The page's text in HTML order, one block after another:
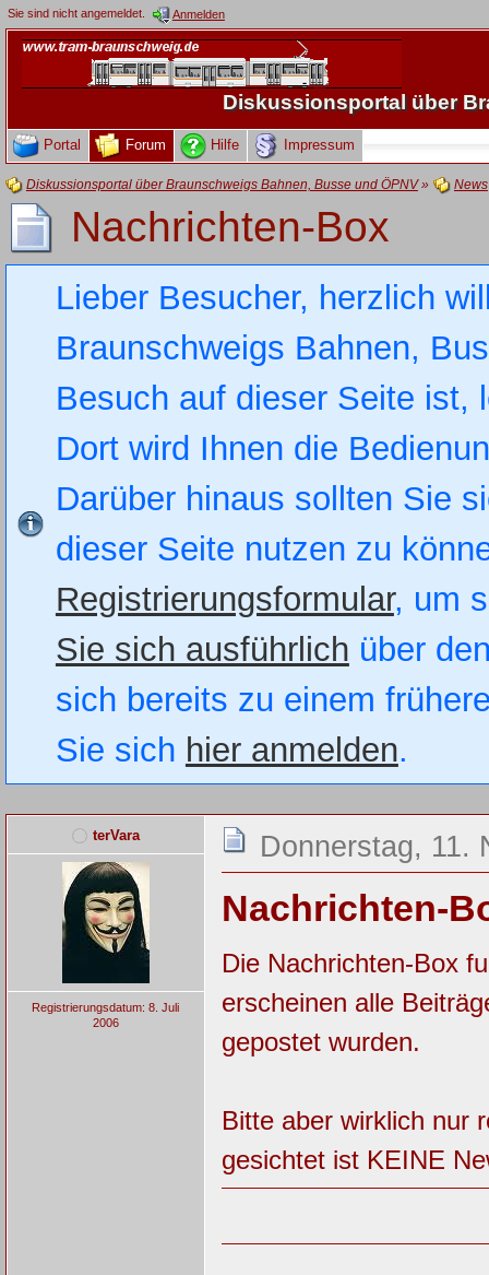
Sie sind nicht angemeldet. Anmelden
Diskussionsportal über
Portal Forum Hilfe Impressum
Diskussionsportal über Braunschweigs Bahnen, Busse und ÖPNV» News
Nachrichten-Box
Lieber Besucher, herzlich
Braunschweigs Bahnen,
Besuch auf dieser Seite
Dort wird Ihnen die
Darüber hinaus sollten Sie
dieser Seite nutzen zu
Registrierungsformular, um
Sie sich ausführlich über
sich bereits zu einem
Sie sich hier anmelden.
terVara
Registrierungsdatum: 8. Juli
2006
Donnerstag, 11.
Nachrichten-
Die Nachrichten-Box
erscheinen alle
gepostet wurden.
Bitte aber wirklich nur
gesichtet ist KEINE